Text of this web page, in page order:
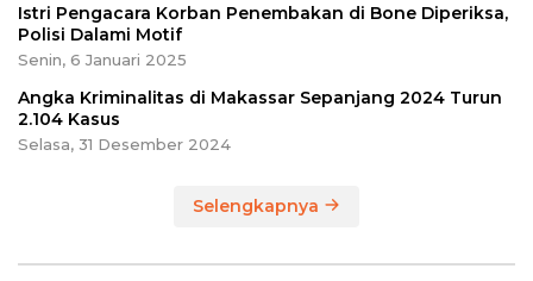
Istri Pengacara Korban Penembakan di Bone Diperiksa,
Polisi Dalami Motif
Senin, 6 Januari 2025
Angka Kriminalitas di Makassar Sepanjang 2024 Turun
2.104 Kasus
Selasa, 31 Desember 2024
Selengkapnya